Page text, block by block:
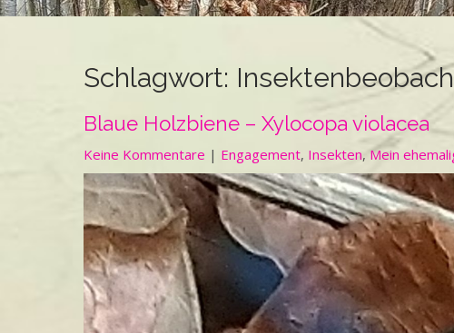
Schlagwort:
Blaue Holzbiene – Xylocopa violacea
Keine Kommentare | Engagement, Insekten, Mein